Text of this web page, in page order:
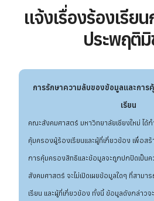
แจ้งเรื่องร้องเรีย
ประพฤติ
การรักษาความลับของข้อมูลและกา
เรียน
คณะสังคมศาสตร์ มหาวิทยาลัยเชียงใหม่ ได้
คุ้มครองผู้ร้องเรียนและผู้ที่เกี่ยวข้อง เพื่อสร้
การคุ้มครองสิทธิและข้อมูลจะถูกปกปิดเป็นค
สังคมศาสตร์ จะไม่เปิดเผยข้อมูลใดๆ ที่สาม
เรียน และผู้ที่เกี่ยวข้อง ทั้งนี้ ข้อมูลดังกล่าวจ